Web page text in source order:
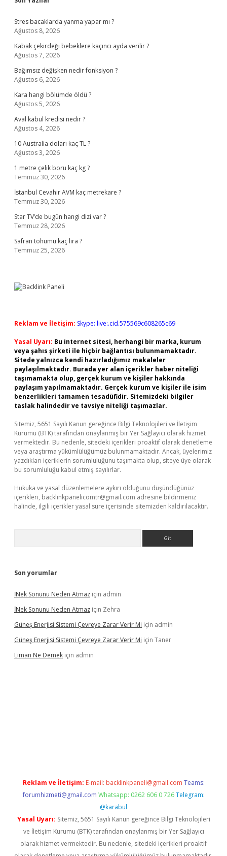
Sidebar
Stres bacaklarda yanma yapar mı ?
Ağustos 8, 2026
Kabak çekirdeği bebeklere kaçıncı ayda verilir ?
Ağustos 7, 2026
Bağımsız değişken nedir fonksiyon ?
Ağustos 6, 2026
Kara hangi bölümde öldü ?
Ağustos 5, 2026
Aval kabul kredisi nedir ?
Ağustos 4, 2026
10 Australia doları kaç TL ?
Ağustos 3, 2026
1 metre çelik boru kaç kg ?
Temmuz 30, 2026
İstanbul Cevahir AVM kaç metrekare ?
Temmuz 30, 2026
Star TV’de bugün hangi dizi var ?
Temmuz 28, 2026
Safran tohumu kaç lira ?
Temmuz 25, 2026
Reklam ve İletişim: Skype: live:.cid.575569c608265c69
Yasal Uyarı: Bu internet sitesi, herhangi bir marka, kurum
veya şahıs şirketi ile hiçbir bağlantısı bulunmamaktadır.
Sitede yalnızca kendi hazırladığımız makaleler
paylaşılmaktadır. Burada yer alan içerikler haber niteliği
taşımamakta olup, gerçek kurum ve kişiler hakkında
paylaşım yapılmamaktadır. Gerçek kurum ve kişiler ile isim
benzerlikleri tamamen tesadüfidir. Sitemizdeki bilgiler
taslak halindedir ve tavsiye niteliği taşımazlar.
Sitemiz, 5651 Sayılı Kanun gereğince Bilgi Teknolojileri ve İletişim
Kurumu (BTK) tarafından onaylanmış bir Yer Sağlayıcı olarak hizmet
vermektedir. Bu nedenle, sitedeki içerikleri proaktif olarak denetleme
veya araştırma yükümlülüğümüz bulunmamaktadır. Ancak, üyelerimiz
yazdıkları içeriklerin sorumluluğunu taşımakta olup, siteye üye olarak
bu sorumluluğu kabul etmiş sayılırlar.
Hukuka ve yasal düzenlemelere aykırı olduğunu düşündüğünüz
içerikleri, backlinkpanelicomtr@gmail.com adresine bildirmeniz
halinde, ilgili içerikler yasal süre içerisinde sitemizden kaldırılacaktır.
Son yorumlar
İNek Sonunu Neden Atmaz için admin
İNek Sonunu Neden Atmaz için Zehra
Güneş Enerjisi Sistemi Çevreye Zarar Verir Mi için admin
Güneş Enerjisi Sistemi Çevreye Zarar Verir Mi için Taner
Liman Ne Demek için admin
Reklam ve İletişim: E-mail: backlinkpaneli@gmail.com Teams:
forumhizmeti@gmail.com Whatsapp: 0262 606 0 726 Telegram:
@karabul
Yasal Uyarı: Sitemiz, 5651 Sayılı Kanun gereğince Bilgi Teknolojileri
ve İletişim Kurumu (BTK) tarafından onaylanmış bir Yer Sağlayıcı
olarak hizmet vermektedir. Bu nedenle, sitedeki içerikleri proaktif